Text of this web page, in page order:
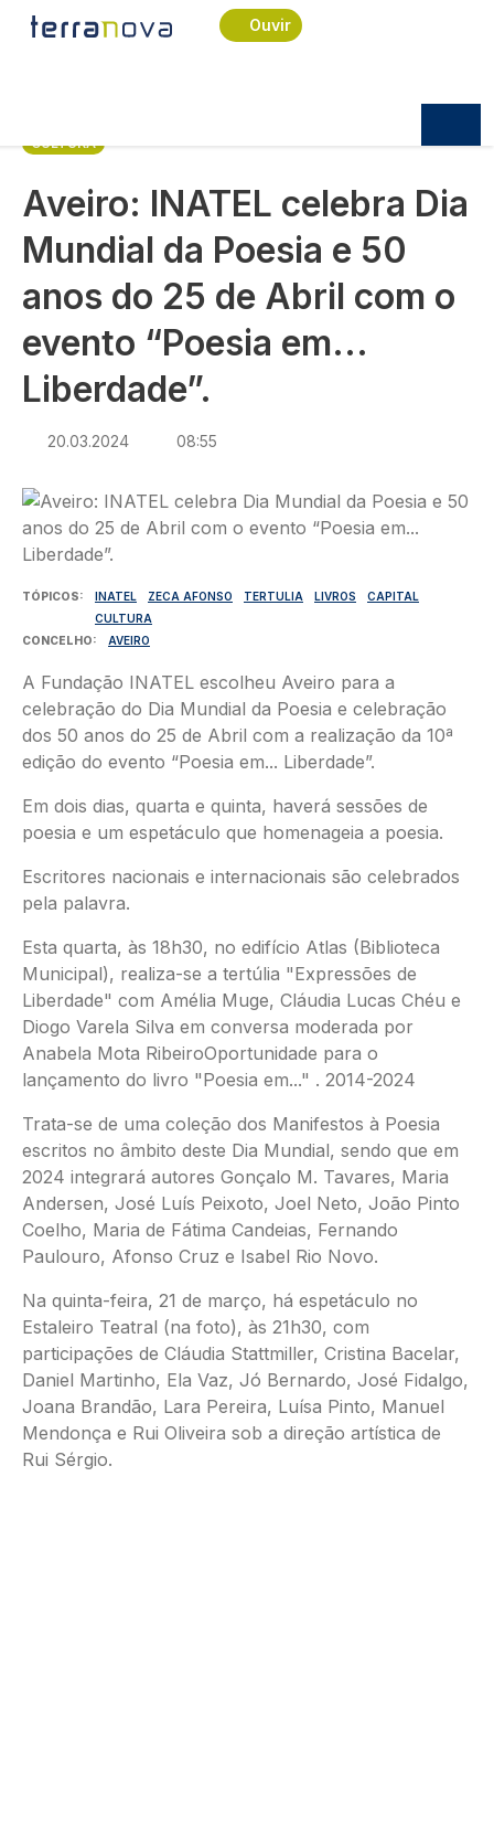
Passar para o conteúdo principal
Ouvir
Navegação estrutural
Início
Cultura
Aveiro: INATEL celebra Dia Mundial da Poesia e
CULTURA
Aveiro: INATEL celebra Dia
Mundial da Poesia e 50
anos do 25 de Abril com o
evento “Poesia em...
Liberdade”.
20.03.2024 08:55
Imagem
TÓPICOS INATEL ZECA AFONSO TERTULIA LIVROS
CAPITAL
CULTURA
CONCELHO
AVEIRO
A Fundação INATEL escolheu Aveiro para a
celebração do Dia Mundial da Poesia e celebração
dos 50 anos do 25 de Abril com a realização da 10ª
edição do evento “Poesia em... Liberdade”.
Em dois dias, quarta e quinta, haverá sessões de
poesia e um espetáculo que homenageia a poesia.
Escritores nacionais e internacionais são celebrados
pela palavra.
Esta quarta, às 18h30, no edifício Atlas (Biblioteca
Municipal), realiza-se a tertúlia "Expressões de
Liberdade" com Amélia Muge, Cláudia Lucas Chéu e
Diogo Varela Silva em conversa moderada por
Anabela Mota RibeiroOportunidade para o
lançamento do livro "Poesia em..." . 2014-2024
Trata-se de uma coleção dos Manifestos à Poesia
escritos no âmbito deste Dia Mundial, sendo que em
2024 integrará autores Gonçalo M. Tavares, Maria
Andersen, José Luís Peixoto, Joel Neto, João Pinto
Coelho, Maria de Fátima Candeias, Fernando
Paulouro, Afonso Cruz e Isabel Rio Novo.
Na quinta-feira, 21 de março, há espetáculo no
Estaleiro Teatral (na foto), às 21h30, com
participações de Cláudia Stattmiller, Cristina Bacelar,
Daniel Martinho, Ela Vaz, Jó Bernardo, José Fidalgo,
Joana Brandão, Lara Pereira, Luísa Pinto, Manuel
Mendonça e Rui Oliveira sob a direção artística de
Rui Sérgio.